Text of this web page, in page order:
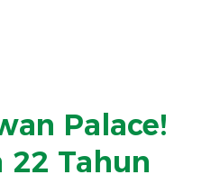
Palace!
22 Tahun